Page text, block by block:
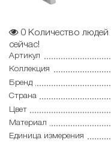
0 Количество
сейчас!
Артикул
Коллекция
Бренд
Страна
Цвет
Материал
Единица измерения